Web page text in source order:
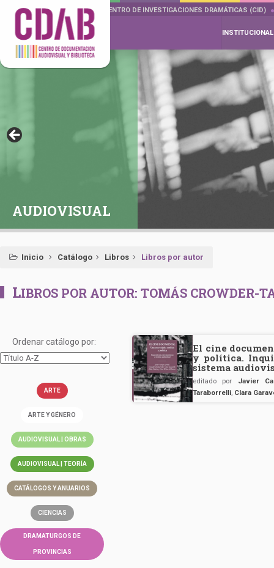
DOCUMENTA DRAMÁTICAS CENTRO DE INVESTIGACIONES DRAMÁTICAS (CID)
INSTITUCIONAL
AUDIOVISUAL
Inicio Catálogo Libros Libros por autor
LIBROS POR AUTOR: TOMÁS CROWDER-
Ordenar catálogo por:
ARTE
ARTE Y GÉNERO
AUDIOVISUAL | OBRAS
AUDIOVISUAL | TEORÍA
CATÁLOGOS Y ANUARIOS
CIENCIAS
DRAMATURGOS DE
PROVINCIAS
El cine
y política.
sistema
editado por Javier
Taraborrelli, Clara